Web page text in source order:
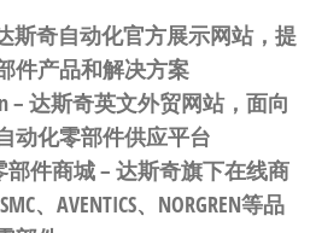
斯奇自动化官方展示网站，提
件产品和解决方案
– 达斯奇英文外贸网站，面向
动化零部件供应平台
部件商城– 达斯奇旗下在线商
、AVENTICS、NORGREN等品